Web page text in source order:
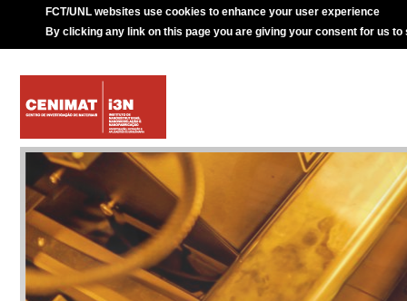
FCT/UNL websites use cookies to enhance your user experience
By clicking any link on this page you are giving your consent for us to